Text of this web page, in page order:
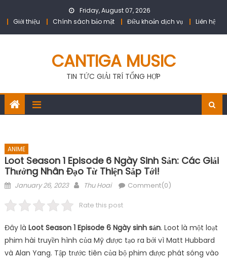
Friday, August 07, 2026
Giới thiệu
Chính sách bảo mật Điều khoản dịch vụ Liên hệ
CANTIGA MUSIC
TIN TỨC GIẢI TRÍ TỔNG HỢP
ANIME
Loot Season 1 Episode 6 Ngày Sinh Sản: Các Giải
Thưởng Nhân Đạo Từ Thiện Sắp Tới!
Posted
January 26, 2023 Author
Thu Hoai Comment(0)
Rate this post
Đây là Loot Season 1 Episode 6 Ngày sinh sản. Loot là một loạt
phim hài truyền hình của Mỹ được tạo ra bởi vì Matt Hubbard
và Alan Yang. Tập trước tiên của bộ phim được phát sóng vào